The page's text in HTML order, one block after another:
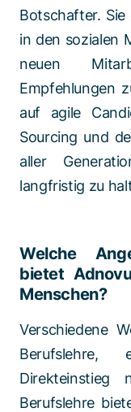
Botschafter.
in den sozialen
neuen
Empfehlungen
auf agile
Sourcing und
aller
langfristig zu
Welche
bietet
Menschen?
Verschiedene
Berufslehre